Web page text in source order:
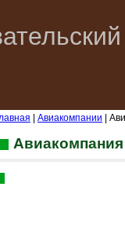
Авиакомпании |